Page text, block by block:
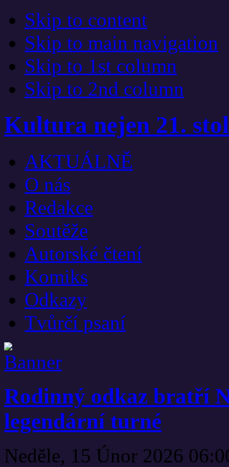
Skip to content
Skip to main navigation
Skip to 1st column
Skip to 2nd column
Kultura nejen 21.
AKTUÁLNĚ
O nás
Redakce
Soutěže
Autorské čtení
Komiks
Odkazy
Tvůrčí psaní
Rodinný odkaz bratří
legendární turné
Neděle, 15 Únor 2026